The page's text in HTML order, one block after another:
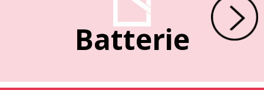
Batterie